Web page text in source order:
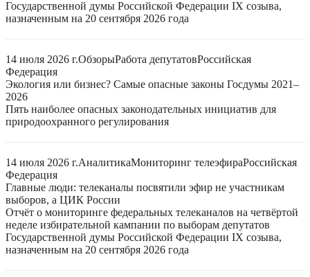
Государственной думы Российской Федерации IX созыва,
назначенным на 20 сентября 2026 года
14 июля 2026 г.ОбзорыРабота депутатовРоссийская
Федерация
Экология или бизнес? Самые опасные законы Госдумы 2021–
2026
Пять наиболее опасных законодательных инициатив для
природоохранного регулирования
14 июля 2026 г.АналитикаМониторинг телеэфираРоссийская
Федерация
Главные люди: телеканалы посвятили эфир не участникам
выборов, а ЦИК России
Отчёт о мониторинге федеральных телеканалов на четвёртой
неделе избирательной кампании по выборам депутатов
Государственной думы Российской Федерации IX созыва,
назначенным на 20 сентября 2026 года